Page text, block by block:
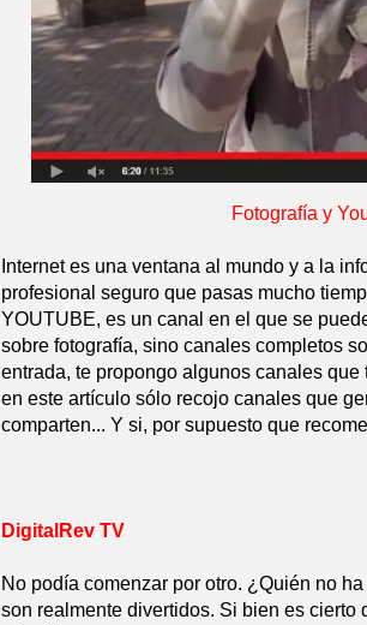
Fotografía y
Internet es una ventana al mundo y a la
profesional seguro que pasas mucho
YOUTUBE, es un canal en el que se
sobre fotografía, sino canales completos
entrada, te propongo algunos canales
en este artículo sólo recojo canales que
comparten... Y si, por supuesto que
DigitalRev TV
No podía comenzar por otro. ¿Quién no
son realmente divertidos. Si bien es cierto